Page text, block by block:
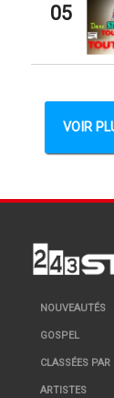
05
VOIR
NOUVEAUTÉS
GOSPEL
CLASSÉES
ARTISTES